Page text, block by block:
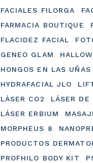
FACIALES FILORGA
FARMACIA BOUTIQUE
FLACIDEZ FACIAL
GENEO GLAM
HONGOS EN LAS UÑAS
HYDRAFACIAL JLO
LÁSER CO2
LÁSER DE
LÁSER ERBIUM
MORPHEUS 8
PRODUCTOS
PROFHILO BODY KIT